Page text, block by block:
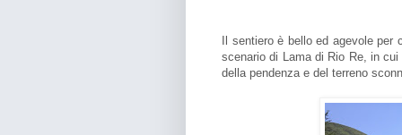
Il sentiero è bello ed agevole
scenario di Lama di Rio Re, in
della pendenza e del terreno